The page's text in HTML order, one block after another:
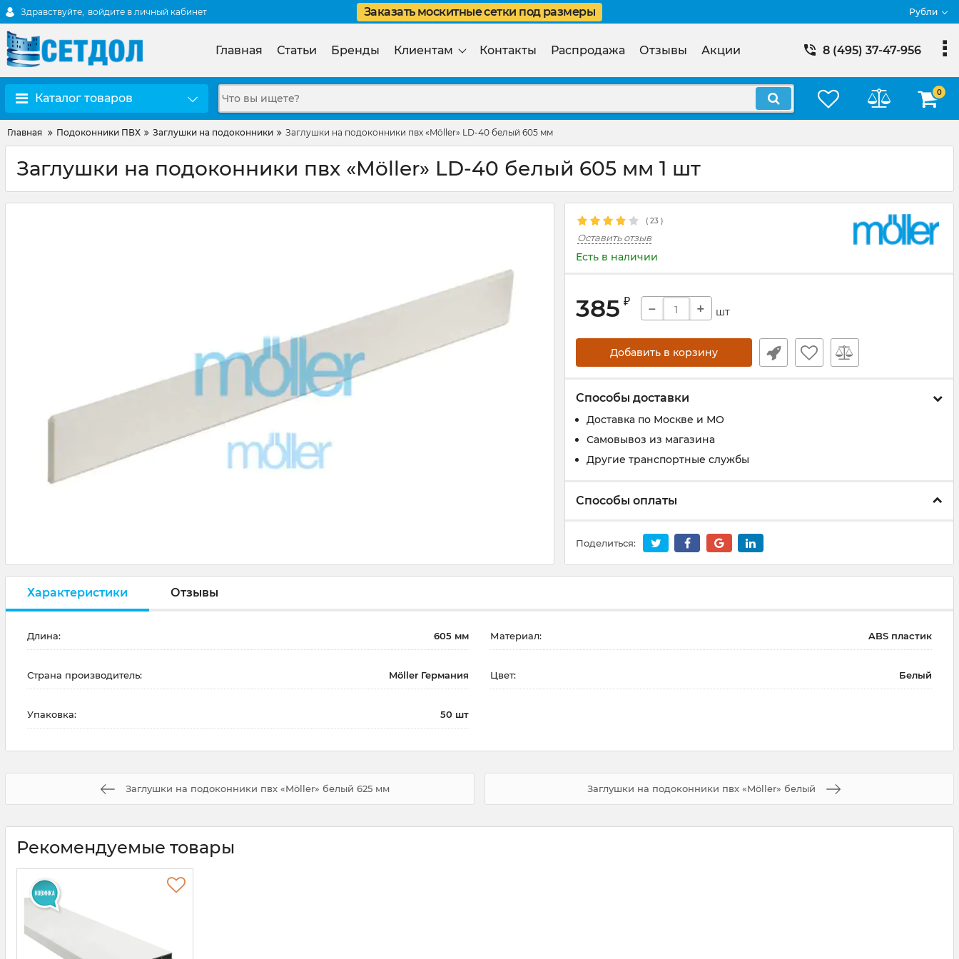
Здравствуйте, войдите в личный кабинет Заказать москитные сетки под размеры Рубли
Главная Статьи Бренды Клиентам Контакты Распродажа Отзывы Акции 8 (495) 37-47-956
Каталог товаров 0
Главная Подоконники ПВХ Заглушки на подоконники Заглушки на подоконники пвх «Möller» LD-40 белый 605 мм
Заглушки на подоконники пвх «Möller» LD-40 белый 605 мм 1 шт
( 23 )
Оставить отзыв
Есть в наличии
385 ₽ − + шт
Добавить в корзину
Способы доставки
Доставка по Москве и МО
Самовывоз из магазина
Другие транспортные службы
Способы оплаты
Поделиться:
Характеристики Отзывы
Длина: 605 мм Материал: ABS пластик
Страна производитель: Möller Германия Цвет: Белый
Упаковка: 50 шт
Заглушки на подоконники пвх «Möller» белый 625 мм Заглушки на подоконники пвх «Möller» белый
Рекомендуемые товары